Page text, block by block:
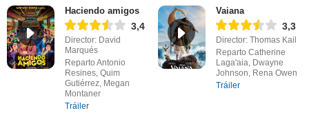
Haciendo amigos
3,4
Director: David
Marqués
Reparto Antonio
Resines, Quim
Gutiérrez, Megan
Montaner
Tráiler
Vaiana
3,3
Director: Thomas Kail
Reparto Catherine
Laga'aia, Dwayne
Johnson, Rena Owen
Tráiler